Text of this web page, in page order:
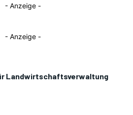
- Anzeige -
- Anzeige -
Landwirtschaftsverwaltung